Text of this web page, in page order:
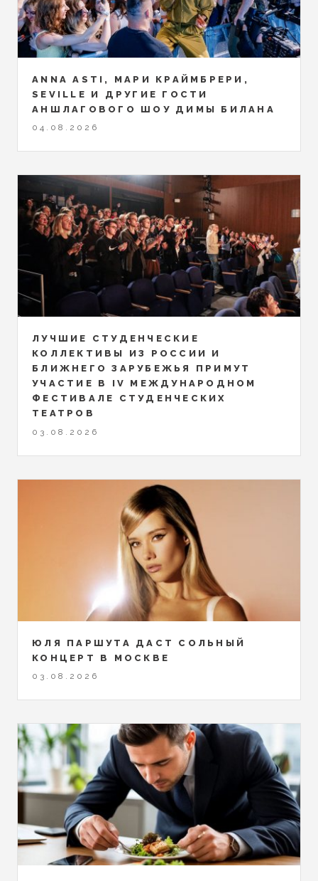
ANNA ASTI, МАРИ КРАЙМБРЕРИ,
SEVILLE И ДРУГИЕ ГОСТИ
АНШЛАГОВОГО ШОУ ДИМЫ БИЛАНА
04.08.2026
ЛУЧШИЕ СТУДЕНЧЕСКИЕ
КОЛЛЕКТИВЫ ИЗ РОССИИ И
БЛИЖНЕГО ЗАРУБЕЖЬЯ ПРИМУТ
УЧАСТИЕ В IV МЕЖДУНАРОДНОМ
ФЕСТИВАЛЕ СТУДЕНЧЕСКИХ
ТЕАТРОВ
03.08.2026
ЮЛЯ ПАРШУТА ДАСТ СОЛЬНЫЙ
КОНЦЕРТ В МОСКВЕ
03.08.2026